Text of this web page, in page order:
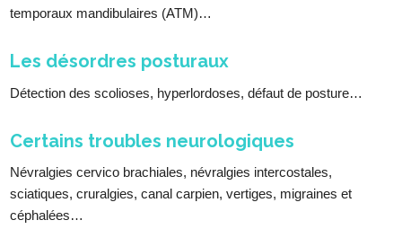
temporaux mandibulaires (ATM)…
Les désordres posturaux
Détection des scolioses, hyperlordoses, défaut de posture…
Certains troubles neurologiques
Névralgies cervico brachiales, névralgies intercostales,
sciatiques, cruralgies, canal carpien, vertiges, migraines et
céphalées…